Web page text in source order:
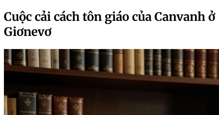
Cuộc cải cách tôn giáo của Canvanh ở
Giơnevơ